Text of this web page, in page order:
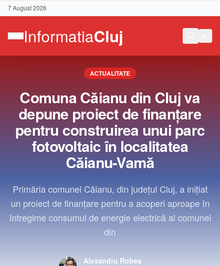
7 August 2026
Contact
ACTUALITATE
Comuna Căianu din Cluj va
depune proiect de finanțare
pentru construirea unui parc
fotovoltaic în localitatea
Căianu-Vamă
Primăria comunei Căianu, din județul Cluj, a inițiat
un proiect de finanțare pentru a acoperi aproape în
întregime consumul de energie electrică al comunei
din
Alexandru Robea